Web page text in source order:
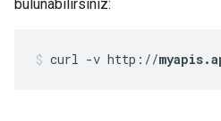
bulunabilirsiniz:
curl -v http://